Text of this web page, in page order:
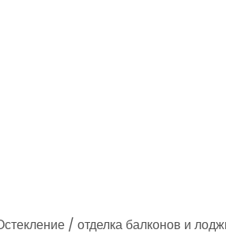
/ отделка балконов и